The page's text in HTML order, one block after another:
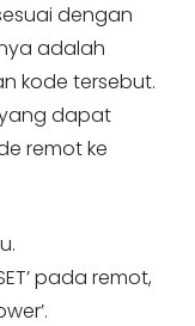
dengan
adalah
kode tersebut.
dapat
remot ke
pada remot,